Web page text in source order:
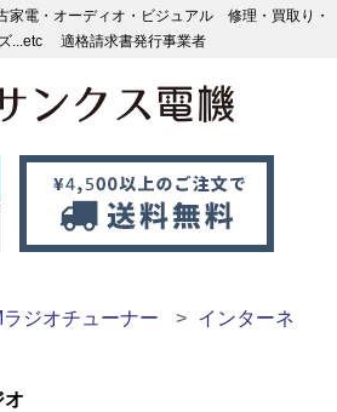
家電・オーディオ・ビジュアル 修理・買取り・
...etc 適格請求書発行事業者
ラジオチューナー
インターネ
オ